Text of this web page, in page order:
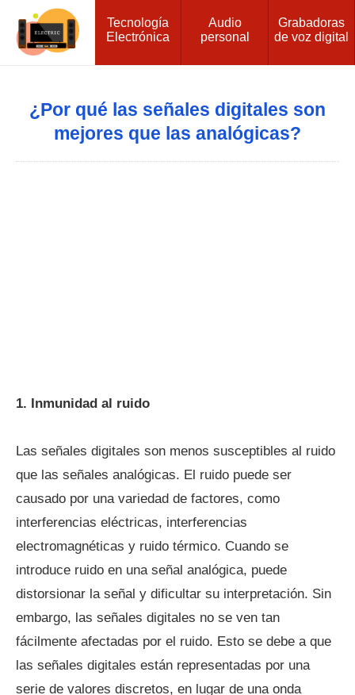
Tecnología
Electrónica
Audio
personal
Grabadoras
de voz digital
¿Por qué las señales digitales son
mejores que las analógicas?
1. Inmunidad al ruido
Las señales digitales son menos susceptibles al ruido
que las señales analógicas. El ruido puede ser
causado por una variedad de factores, como
interferencias eléctricas, interferencias
electromagnéticas y ruido térmico. Cuando se
introduce ruido en una señal analógica, puede
distorsionar la señal y dificultar su interpretación. Sin
embargo, las señales digitales no se ven tan
fácilmente afectadas por el ruido. Esto se debe a que
las señales digitales están representadas por una
serie de valores discretos, en lugar de una onda